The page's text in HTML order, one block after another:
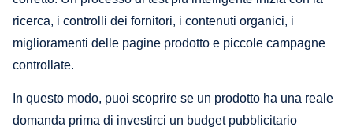
ricerca, i controlli dei fornitori, i contenuti organici, i
miglioramenti delle pagine prodotto e piccole campagne
controllate.
In questo modo, puoi scoprire se un prodotto ha una reale
domanda prima di investirci un budget pubblicitario